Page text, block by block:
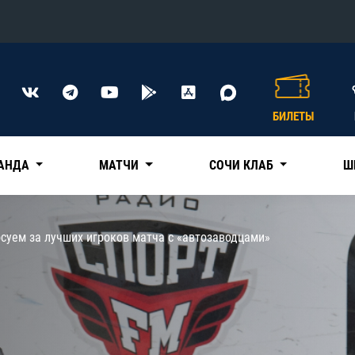
Конференция «Восток»
Трактор
Дивизион Чернышева
Авангард
Адмирал
КХЛ
БИЛЕТЫ
МАТЧИ СОЧИ КЛАБ
за лучших игроков матча с «автозаводцами»